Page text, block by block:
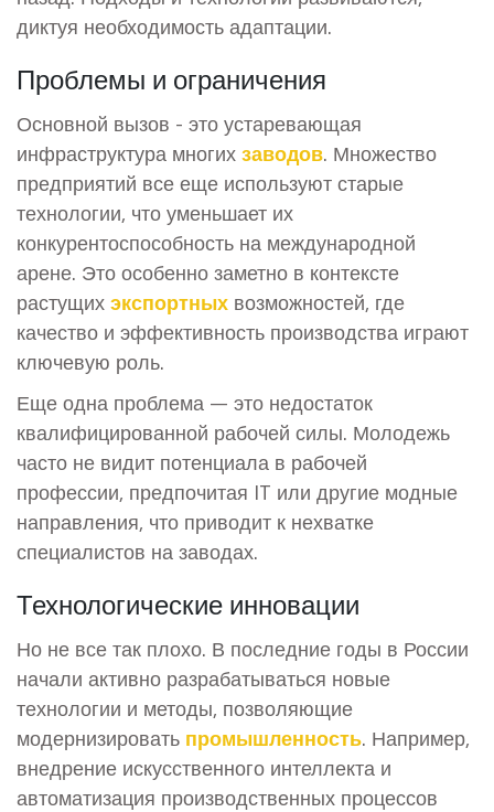
диктуя необходимость адаптации.
Проблемы и ограничения
Основной вызов - это устаревающая
инфраструктура многих заводов. Множество
предприятий все еще используют старые
технологии, что уменьшает их
конкурентоспособность на международной
арене. Это особенно заметно в контексте
растущих экспортных возможностей, где
качество и эффективность производства играют
ключевую роль.
Еще одна проблема — это недостаток
квалифицированной рабочей силы. Молодежь
часто не видит потенциала в рабочей
профессии, предпочитая IT или другие модные
направления, что приводит к нехватке
специалистов на заводах.
Технологические инновации
Но не все так плохо. В последние годы в России
начали активно разрабатываться новые
технологии и методы, позволяющие
модернизировать промышленность. Например,
внедрение искусственного интеллекта и
автоматизация производственных процессов